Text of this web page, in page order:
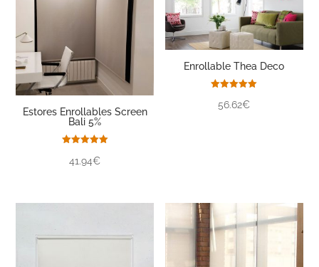
Estores Enrollables Screen
Bali 5%
con
41.94€
Enrollable Thea Deco
con
56.62€